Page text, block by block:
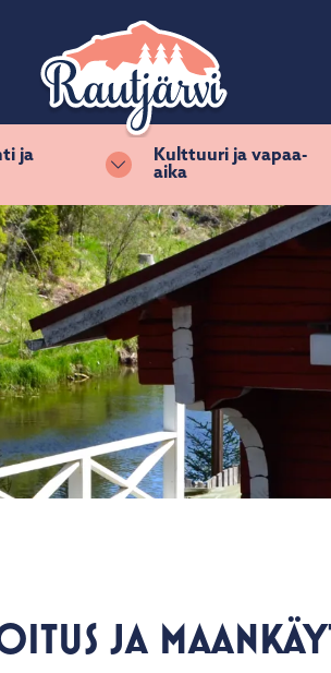
ja
Vaihda alasvetovalikkoa
Kulttuuri ja vapaa-
aika
JA